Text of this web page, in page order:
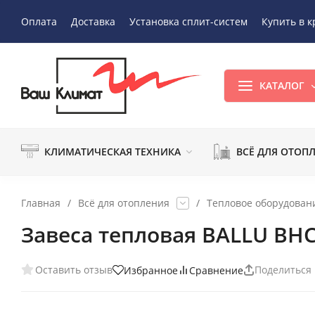
Оплата Доставка Установка сплит-систем Купить в
КАТАЛОГ
КЛИМАТИЧЕСКАЯ ТЕХНИКА ВСЁ ДЛЯ
Главная / Всё для отопления / Тепловое
Завеса тепловая BALLU
Оставить отзыв Избранное Сравнение Поделиться